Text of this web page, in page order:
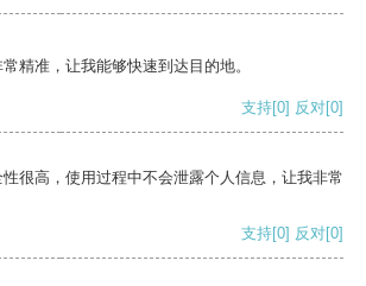
精准，让我能够快速到达目的地。
支持[0] 反对[0]
很高，使用过程中不会泄露个人信息，让我非常
支持[0] 反对[0]